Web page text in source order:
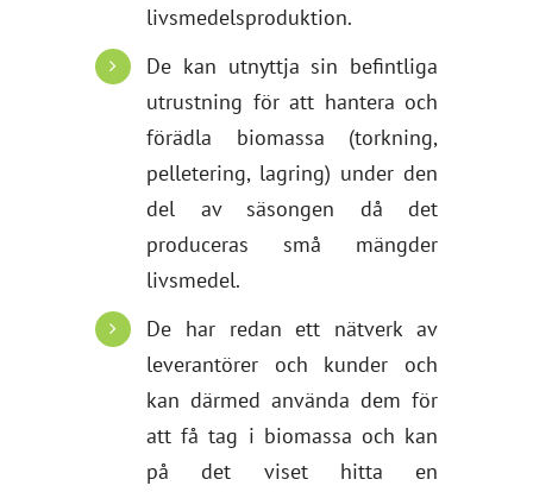
livsmedelsproduktion.
De kan utnyttja sin befintliga
utrustning för att hantera och
förädla biomassa (torkning,
pelletering, lagring) under den
del av säsongen då det
produceras små mängder
livsmedel.
De har redan ett nätverk av
leverantörer och kunder och
kan därmed använda dem för
att få tag i biomassa och kan
på det viset hitta en